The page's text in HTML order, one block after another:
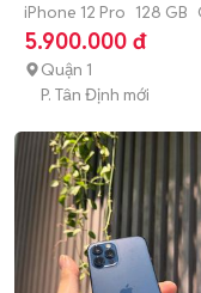
Tốt
iPhone 12 Pro 128 GB
bảo hành
5.900.000 đ
Quận 1
P. Tân Định mới